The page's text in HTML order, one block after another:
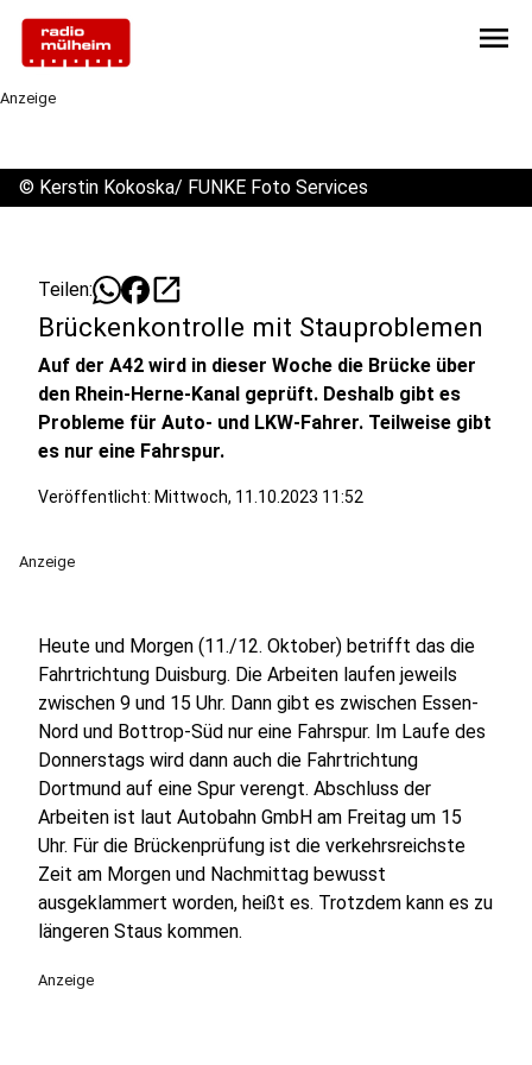
menu
Anzeige
© Kerstin Kokoska/ FUNKE Foto Services
Teilen: open_in_new
Brückenkontrolle mit Stauproblemen
Auf der A42 wird in dieser Woche die Brücke über
den Rhein-Herne-Kanal geprüft. Deshalb gibt es
Probleme für Auto- und LKW-Fahrer. Teilweise gibt
es nur eine Fahrspur.
Veröffentlicht: Mittwoch, 11.10.2023 11:52
Anzeige
Heute und Morgen (11./12. Oktober) betrifft das die
Fahrtrichtung Duisburg. Die Arbeiten laufen jeweils
zwischen 9 und 15 Uhr. Dann gibt es zwischen Essen-
Nord und Bottrop-Süd nur eine Fahrspur. Im Laufe des
Donnerstags wird dann auch die Fahrtrichtung
Dortmund auf eine Spur verengt. Abschluss der
Arbeiten ist laut Autobahn GmbH am Freitag um 15
Uhr. Für die Brückenprüfung ist die verkehrsreichste
Zeit am Morgen und Nachmittag bewusst
ausgeklammert worden, heißt es. Trotzdem kann es zu
längeren Staus kommen.
Anzeige